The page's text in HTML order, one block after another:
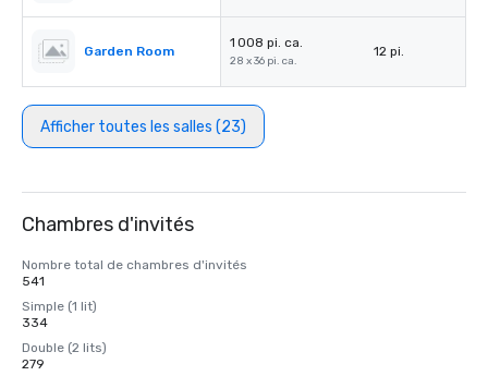
Garden Room
1 008 pi. ca.
28 x 36 pi. ca.
12 pi.
Afficher toutes les salles (23)
Chambres d'invités
Nombre total de chambres d'invités
541
Simple (1 lit)
334
Double (2 lits)
279